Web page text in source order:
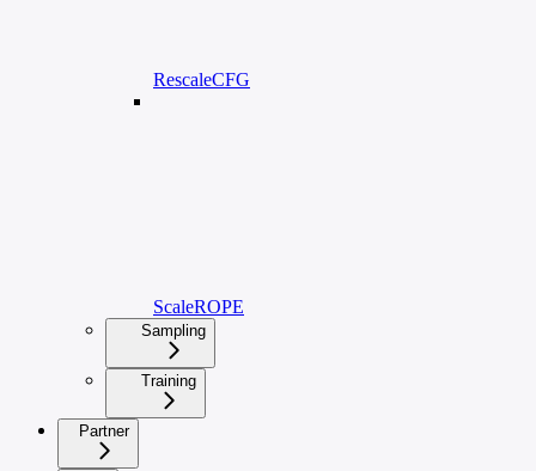
RescaleCFG
ScaleROPE
Sampling
Training
Partner